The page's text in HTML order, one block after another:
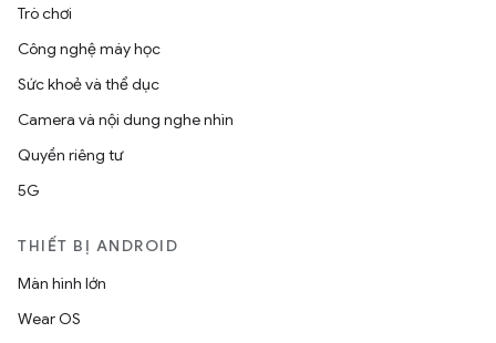
Trò chơi
Công nghệ máy học
Sức khoẻ và thể dục
Camera và nội dung nghe nhìn
Quyền riêng tư
5G
THIẾT BỊ ANDROID
Màn hình lớn
Wear OS